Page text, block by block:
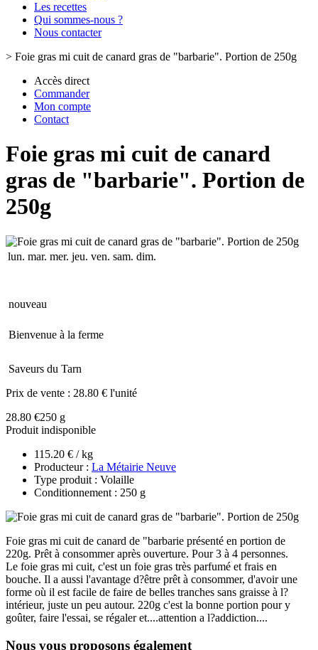
Les recettes
Qui sommes-nous ?
Nous contacter
> Foie gras mi cuit de canard gras de "barbarie". Portion de 250g
Accès direct
Commander
Mon compte
Contact
Foie gras mi cuit de canard
gras de "barbarie". Portion de
250g
lun. mar. mer. jeu. ven. sam. dim.
nouveau
Bienvenue à la ferme
Saveurs du Tarn
Prix de vente : 28.80 € l'unité
28.80 €250 g
Produit indisponible
115.20 € / kg
Producteur : La Métairie Neuve
Type produit : Volaille
Conditionnement : 250 g
Foie gras mi cuit de canard de "barbarie présenté en portion de
220g. Prêt à consommer après ouverture. Pour 3 à 4 personnes.
Le foie gras mi cuit, c'est un foie gras très parfumé et frais en
bouche. Il a aussi l'avantage d?être prêt à consommer, d'avoir une
forme où il est facile de faire de belles tranches sans graisse à l?
intérieur, juste un peu autour. 220g c'est la bonne portion pour y
goûter, faire l'essai, se régaler et....attention a l?addiction....
Nous vous proposons également